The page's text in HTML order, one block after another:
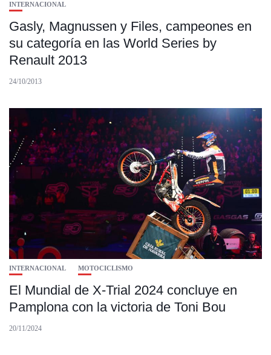
INTERNACIONAL
Gasly, Magnussen y Files, campeones en
su categoría en las World Series by
Renault 2013
24/10/2013
INTERNACIONAL MOTOCICLISMO
El Mundial de X-Trial 2024 concluye en
Pamplona con la victoria de Toni Bou
20/11/2024